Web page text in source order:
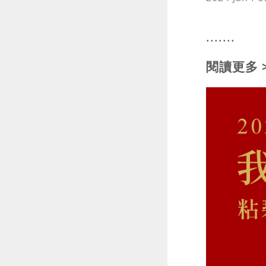
.......
閱讀更多